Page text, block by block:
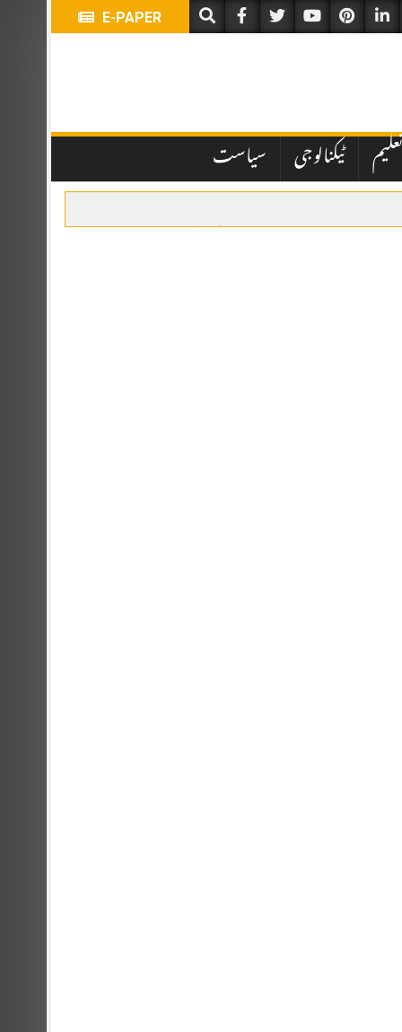
E-PAPER
تعلیم ٹیکنالوجی سیاست
نے انتظامی اور قانونی پہلوؤں پر سوالات کھڑے کر دیے ہیں۔